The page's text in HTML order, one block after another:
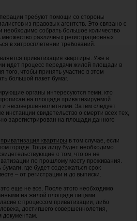
требуют помощи со стороны
из правовых агентств. Это связано с
необходимо собрать большое количество
множество различных регистрационных
в хитросплетении требований.
приватизация квартиры. Уже в
идет процесс передачи жилой площади в
того, чтобы принять участие в этом
большой пакет бумаг.
органы интересуются теми, кто
на площади приватизируемой
и несовершеннолетними. Затем следует
инстанции свидетельство о смерти всех тех,
зарегистрирован на площади данного
приватизация квартиры в том случае, если
городе. Тогда лицу будет необходимо
о том, что он не
по прошлому месту проживания.
где будет содержаться срок
– от регистрации и до выписки.
еще не все. После этого необходимо
на жилой площади лицами.
с процессом приватизации, либо
достигшего совершеннолетия,